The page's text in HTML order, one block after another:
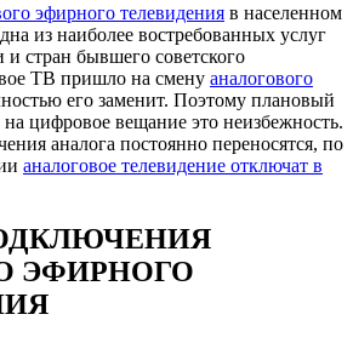
эфирного телевидения в населенном
из наиболее востребованных услуг
и стран бывшего советского
ТВ пришло на смену аналогового
его заменит. Поэтому плановый
на цифровое вещание это неизбежность.
аналога постоянно переносятся, по
аналоговое телевидение отключат в
ЭФИРНОГО